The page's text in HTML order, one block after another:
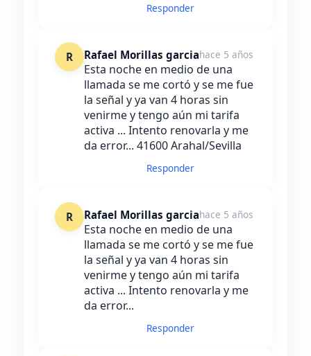
Responder
R Rafael Morillas garciahace 5 años
Esta noche en medio de una
llamada se me cortó y se me fue
la señal y ya van 4 horas sin
venirme y tengo aún mi tarifa
activa ... Intento renovarla y me
da error... 41600 Arahal/Sevilla
Responder
R Rafael Morillas garciahace 5 años
Esta noche en medio de una
llamada se me cortó y se me fue
la señal y ya van 4 horas sin
venirme y tengo aún mi tarifa
activa ... Intento renovarla y me
da error...
Responder